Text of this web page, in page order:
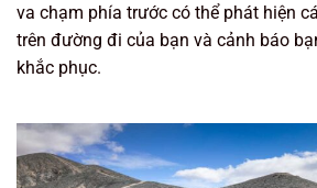
va chạm phía trước có thể phát hiện
trên đường đi của bạn và cảnh báo
khắc phục.